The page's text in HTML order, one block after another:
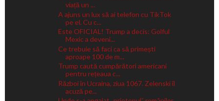
viață un ...
A ajuns un lux să ai telefon cu TikTok
pe el. Cu c...
Este OFICIAL! Trump a decis: Golful
Mexic a deveni...
Ce trebuie să faci ca să primești
aproape 100 de m...
Trump caută cumpărători americani
pentru rețeaua c...
Război în Ucraina, ziua 1067. Zelenski îl
acuză pe...